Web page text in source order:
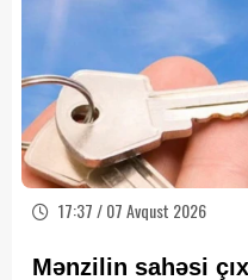
17:37 / 07 Avqust 2026
Mənzilin sahəsi